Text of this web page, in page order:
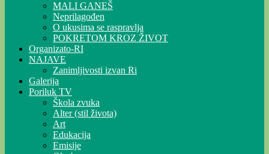
MALI GANEŠ
Neprilagođen
O ukusima se raspravlja
POKRETOM KROZ ŽIVOT
Organizato-RI
NAJAVE
Zanimljivosti izvan Ri
Galerija
Poriluk TV
Škola zvuka
Alter (stil života)
Art
Edukacija
Emisije